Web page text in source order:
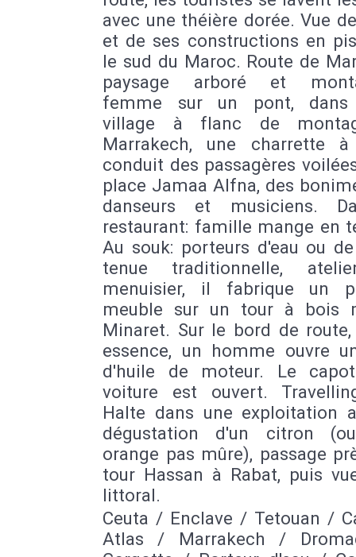
avec une théière dorée. Vue
et de ses constructions en
le sud du Maroc. Route de
paysage arboré et
femme sur un pont, dans
village à flanc de
Marrakech, une charrette à
conduit des passagères
place Jamaa Alfna, des
danseurs et musiciens.
restaurant: famille mange en
Au souk: porteurs d'eau ou
tenue traditionnelle,
menuisier, il fabrique un
meuble sur un tour à bois
Minaret. Sur le bord de
essence, un homme ouvre
d'huile de moteur. Le
voiture est ouvert.
Halte dans une exploitation
dégustation d'un citron
orange pas mûre), passage
tour Hassan à Rabat, puis
littoral.
Ceuta / Enclave / Tetouan /
Atlas / Marrakech /